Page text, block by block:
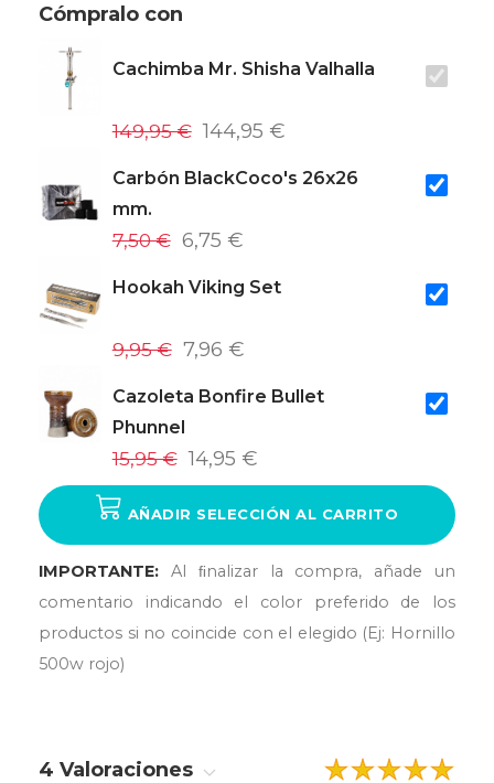
Cómpralo con
Cachimba Mr. Shisha Valhalla
149,95 € 144,95 €
Carbón BlackCoco's 26x26
mm.
7,50 € 6,75 €
Hookah Viking Set
9,95 € 7,96 €
Cazoleta Bonfire Bullet
Phunnel
15,95 € 14,95 €
AÑADIR SELECCIÓN AL CARRITO
IMPORTANTE: Al ﬁnalizar la compra, añade un
comentario indicando el color preferido de los
productos si no coincide con el elegido (Ej: Hornillo
500w rojo)
4 Valoraciones